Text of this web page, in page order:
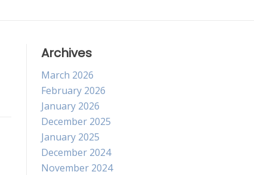
Archives
March 2026
February 2026
January 2026
December 2025
January 2025
December 2024
November 2024